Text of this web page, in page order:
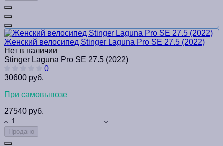
Женский велосипед Stinger Laguna Pro SE 27.5 (2022)
Нет в наличии
Stinger Laguna Pro SE 27.5 (2022)
0
30600 руб.
При самовывозе
27540 руб.
Продано